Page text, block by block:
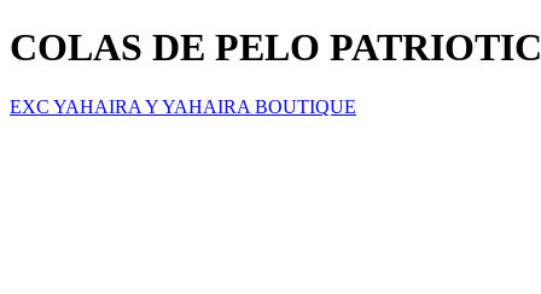
COLAS DE PELO
EXC YAHAIRA Y YAHAIRA BOUTIQUE